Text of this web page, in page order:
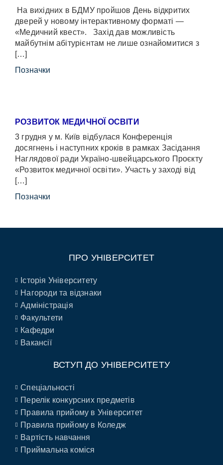
На вихідних в БДМУ пройшов День відкритих
дверей у новому інтерактивному форматі —
«Медичний квест». Захід дав можливість
майбутнім абітурієнтам не лише ознайомитися з
[…]
Позначки
РОЗВИТОК МЕДИЧНОЇ ОСВІТИ
3 грудня у м. Київ відбулася Конференція
досягнень і наступних кроків в рамках Засідання
Наглядової ради Україно-швейцарського Проєкту
«Розвиток медичної освіти». Участь у заході від
[…]
Позначки
ПРО УНІВЕРСИТЕТ
Історія Університету
Нагороди та відзнаки
Адміністрація
Факультети
Кафедри
Вакансії
ВСТУП ДО УНІВЕРСИТЕТУ
Спеціальності
Перелік конкурсних предметів
Правила прийому в Університет
Правила прийому в Коледж
Вартість навчання
Приймальна коміся